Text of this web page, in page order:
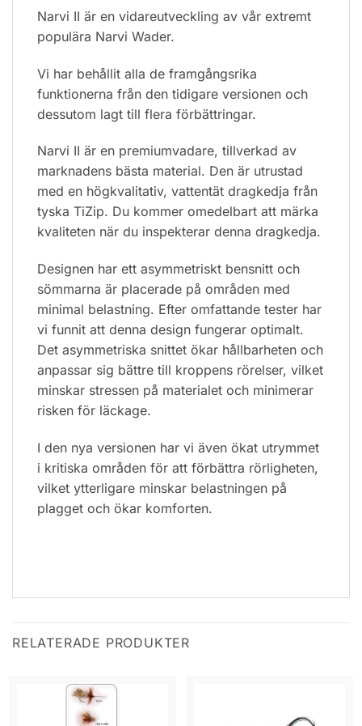
Narvi II är en vidareutveckling av vår extremt
populära Narvi Wader.
Vi har behållit alla de framgångsrika
funktionerna från den tidigare versionen och
dessutom lagt till flera förbättringar.
Narvi II är en premiumvadare, tillverkad av
marknadens bästa material. Den är utrustad
med en högkvalitativ, vattentät dragkedja från
tyska TiZip. Du kommer omedelbart att märka
kvaliteten när du inspekterar denna dragkedja.
Designen har ett asymmetriskt bensnitt och
sömmarna är placerade på områden med
minimal belastning. Efter omfattande tester har
vi funnit att denna design fungerar optimalt.
Det asymmetriska snittet ökar hållbarheten och
anpassar sig bättre till kroppens rörelser, vilket
minskar stressen på materialet och minimerar
risken för läckage.
I den nya versionen har vi även ökat utrymmet
i kritiska områden för att förbättra rörligheten,
vilket ytterligare minskar belastningen på
plagget och ökar komforten.
RELATERADE PRODUKTER